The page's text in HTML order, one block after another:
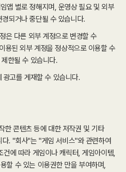
앱 별로 정해지며, 운영상 필요 및 외부
되거나 중단될 수 있습니다.
은 다른 외부 계정으로 변경할 수
용된 외부 계정을 정상적으로 이용할 수
한될 수 있습니다.
고를 게재할 수 있습니다.
한 콘텐츠 등에 대한 저작권 및 기타
. "회사"는 "게임 서비스"와 관련하여
에 따라 게임이나 캐릭터, 게임아이템,
할 수 있는 이용권한 만을 부여하며,